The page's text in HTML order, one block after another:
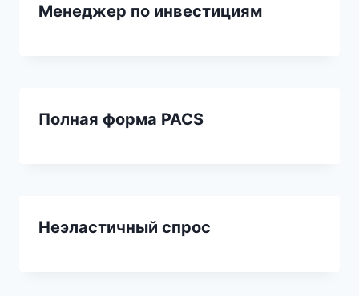
Менеджер по инвестициям
Полная форма PACS
Неэластичный спрос